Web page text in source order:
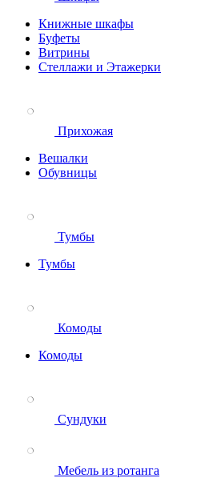
Книжные шкафы
Буфеты
Витрины
Стеллажи и Этажерки
Прихожая
Вешалки
Обувницы
Тумбы
Тумбы
Комоды
Комоды
Сундуки
Мебель из ротанга